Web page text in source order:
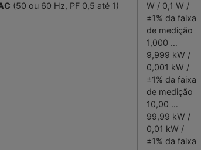
(50 ou 60 Hz, PF 0,5 até 1)
W / 0,1 W /
±1% da faixa
de medição
1,000 …
9,999 kW /
0,001 kW /
±1% da faixa
de medição
10,00 …
99,99 kW /
0,01 kW /
±1% da faixa